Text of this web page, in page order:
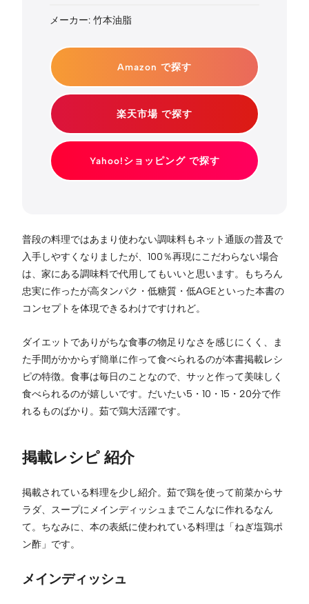
メーカー: 竹本油脂
Amazon で探す
楽天市場 で探す
Yahoo!ショッピング で探す
普段の料理ではあまり使わない調味料もネット通販の普及で
入手しやすくなりましたが、100％再現にこだわらない場合
は、家にある調味料で代用してもいいと思います。もちろん
忠実に作ったが高タンパク・低糖質・低AGEといった本書の
コンセプトを体現できるわけですけれど。
ダイエットでありがちな食事の物足りなさを感じにくく、ま
た手間がかからず簡単に作って食べられるのが本書掲載レシ
ピの特徴。食事は毎日のことなので、サッと作って美味しく
食べられるのが嬉しいです。だいたい5・10・15・20分で作
れるものばかり。茹で鶏大活躍です。
掲載レシピ 紹介
掲載されている料理を少し紹介。茹で鶏を使って前菜からサ
ラダ、スープにメインディッシュまでこんなに作れるなん
て。ちなみに、本の表紙に使われている料理は「ねぎ塩鶏ポ
ン酢」です。
メインディッシュ